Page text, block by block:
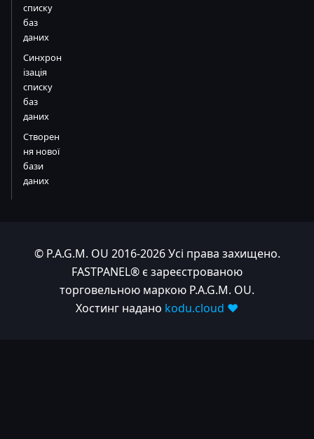
списку
баз
даних
Синхрон
ізація
списку
баз
даних
Створен
ня нової
бази
даних
© P.A.G.M. OU 2016-2026 Усі права захищено.
FASTPANEL® є зареєстрованою
торговельною маркою P.A.G.M. OU.
Хостинг надано kodu.cloud ❤️